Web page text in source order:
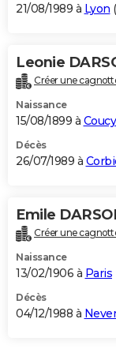
21/08/1989 à Lyon (
Leonie
Créer une
Naissance
15/08/1899 à
Décès
26/07/1989 à
Emile
Créer une
Naissance
13/02/1906 à Paris
Décès
04/12/1988 à